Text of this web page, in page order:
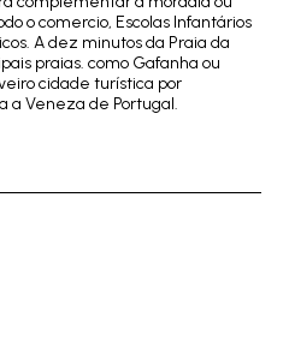
o comercio, Escolas Infantários
A dez minutos da Praia da
praias. como Gafanha ou
cidade turística por
a Veneza de Portugal.